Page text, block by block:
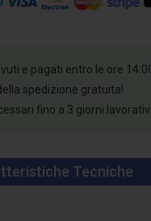
e pagati entro le ore
spedizione gratuita!
fino a 3 giorni
Tecniche